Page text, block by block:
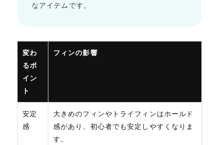
なアイテムです。
変わ
るポ
イン
ト
フィンの影響
安定
感
大きめのフィンやトライフィンはホールド
感があり、初心者でも安定しやすくなりま
す。